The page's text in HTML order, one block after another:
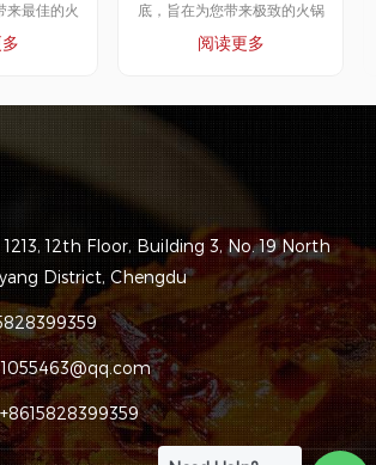
来最佳的火
工艺，确保
都能提供
火锅调料
何人工添加
净和安全。
火锅，还是
的番茄火锅
愉悦的用餐
产品，让您
特，与家人
时光。
底，旨在为您带来极致的火锅
用独特的配方和工艺，确保每
菜、番茄等其他口味，我们都
能提供丰富的选择。我们的滋
补三鲜火锅底采用骨药材制
成，营养健康，汤底鲜美。选
择我们的产品，让您的火锅体
验更加美味独特。
阅读更多
12th Floor, Building 3, No. 19 North
District, Chengdu